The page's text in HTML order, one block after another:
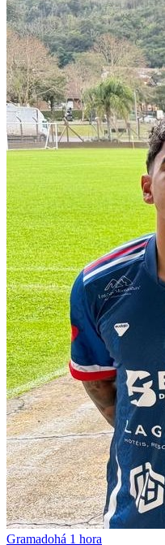
Gramadohá 1 hora